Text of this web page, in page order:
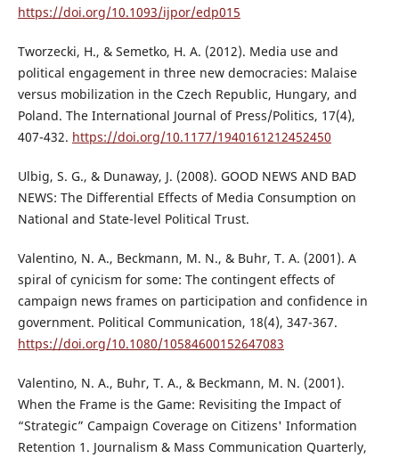
https://doi.org/10.1093/ijpor/edp015
Tworzecki, H., & Semetko, H. A. (2012). Media use and
political engagement in three new democracies: Malaise
versus mobilization in the Czech Republic, Hungary, and
Poland. The International Journal of Press/Politics, 17(4),
407-432. https://doi.org/10.1177/1940161212452450
Ulbig, S. G., & Dunaway, J. (2008). GOOD NEWS AND BAD
NEWS: The Differential Effects of Media Consumption on
National and State-level Political Trust.
Valentino, N. A., Beckmann, M. N., & Buhr, T. A. (2001). A
spiral of cynicism for some: The contingent effects of
campaign news frames on participation and confidence in
government. Political Communication, 18(4), 347-367.
https://doi.org/10.1080/10584600152647083
Valentino, N. A., Buhr, T. A., & Beckmann, M. N. (2001).
When the Frame is the Game: Revisiting the Impact of
“Strategic” Campaign Coverage on Citizens' Information
Retention 1. Journalism & Mass Communication Quarterly,